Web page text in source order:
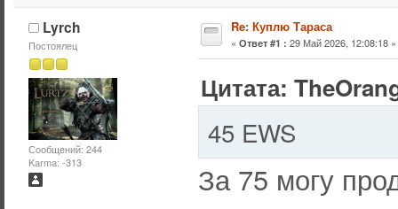
Lyrch
Постоялец
Сообщений: 244
Karma: -313
Re: Куплю Тараса
« Ответ #1 : 29 Май 2026, 12:08:18 »
Цитата:
45 EWS
За 75 могу